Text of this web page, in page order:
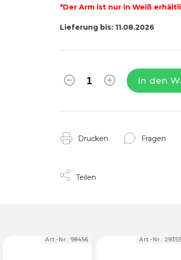
Lieferung bis: 11.08.2026
In den
*Der Arm ist nur in Weiß
Drucken Fragen
Teilen
Art.-Nr.:29355 Art.-Nr.: